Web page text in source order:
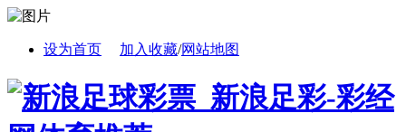
设为首页 加入收藏/网站地图